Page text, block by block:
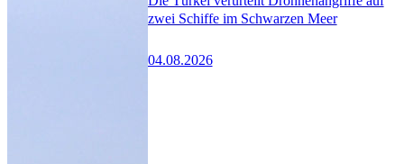
zwei Schiffe im Schwarzen Meer
04.08.2026